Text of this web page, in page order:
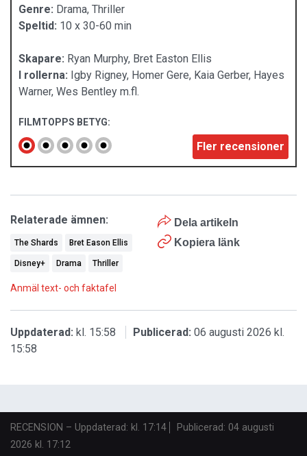
Genre: Drama, Thriller
Speltid: 10 x 30-60 min
Skapare: Ryan Murphy, Bret Easton Ellis
I rollerna: Igby Rigney, Homer Gere, Kaia Gerber, Hayes
Warner, Wes Bentley m.fl.
FILMTOPPS BETYG:
Fler recensioner
Dela artikeln
Kopiera länk
Relaterade ämnen:
The Shards Bret Eason Ellis
Disney+ Drama Thriller
Anmäl text- och faktafel
Uppdaterad: kl. 15:58 Publicerad: 06 augusti 2026 kl.
15:58
RECENSION – Uppdaterad: kl. 17:14 Publicerad: 04 augusti
2026 kl. 17:12